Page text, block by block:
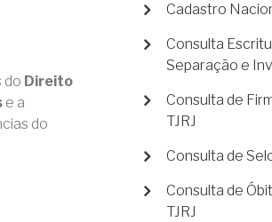
do Direito
e a
do
Cadastro
Consulta
Separação e
Consulta de
TJRJ
Consulta de
Consulta de
TJRJ